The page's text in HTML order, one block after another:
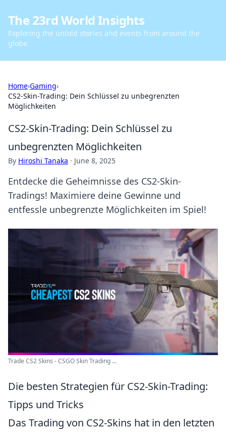
The 23rd World Insights
Exploring the untold stories and events from around the
globe.
Home›Gaming›
CS2-Skin-Trading: Dein Schlüssel zu unbegrenzten
Möglichkeiten
CS2-Skin-Trading: Dein Schlüssel zu
unbegrenzten Möglichkeiten
By Hiroshi Tanaka · June 8, 2025
Entdecke die Geheimnisse des CS2-Skin-
Tradings! Maximiere deine Gewinne und
entfessle unbegrenzte Möglichkeiten im Spiel!
Trade CS2 Skins - CSGO Skin Trading ...
Die besten Strategien für CS2-Skin-Trading:
Tipps und Tricks
Das Trading von CS2-Skins hat in den letzten